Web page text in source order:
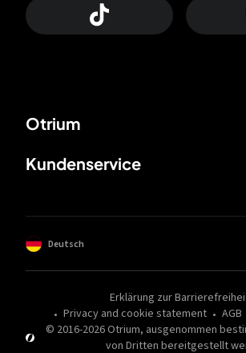
Otrium
Kundenservice
© 2016-2026Otrium, ausgenommen
von Dritten bereitgestellt
Erklärung zur
Privacy and cookie statement
AGB
Deutsch